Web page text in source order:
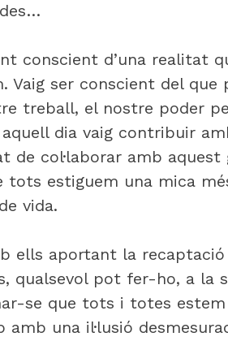
conscient d’una realitat
Vaig ser conscient del que
treball, el nostre poder
dia vaig contribuir
de col·laborar amb aquest
estiguem una mica
vida.
ells aportant la recaptació
qualsevol pot fer-ho, a la
se que tots i totes
una il·lusió